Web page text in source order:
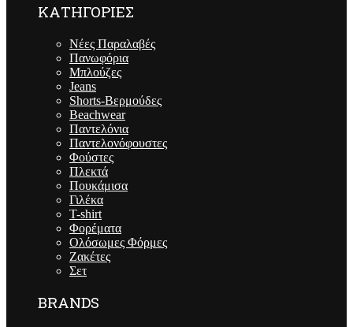
ΚΑΤΗΓΟΡΙΕΣ
Νέες Παραλαβές
Πανωφόρια
Μπλούζες
Jeans
Shorts-Βερμούδες
Beachwear
Παντελόνια
Παντελονόφουστες
Φούστες
Πλεκτά
Πουκάμισα
Γιλέκα
T-shirt
Φορέματα
Ολόσωμες Φόρμες
Ζακέτες
Σετ
BRANDS